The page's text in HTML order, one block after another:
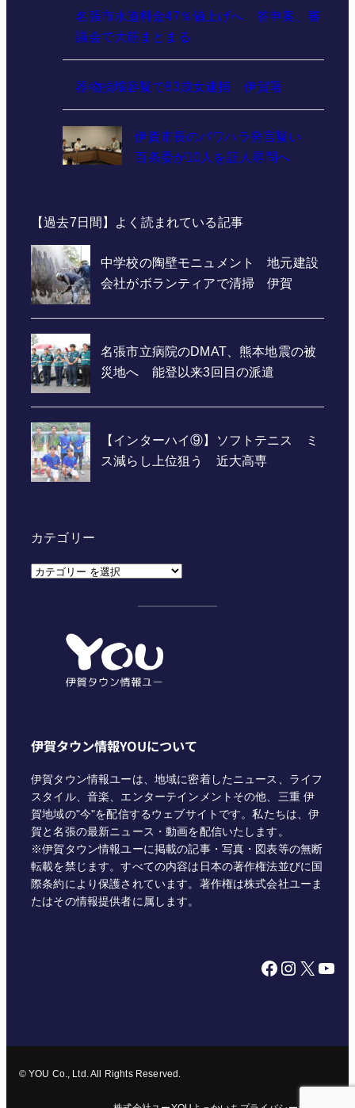
名張市水道料金47％値上げへ 答申案、審
議会で大筋まとまる
器物損壊容疑で83歳女逮捕 伊賀署
伊賀市長のパワハラ発言疑い
百条委が10人を証人尋問へ
【過去7日間】よく読まれている記事
カテゴリー
カ
伊賀タウン情報YOUについて
伊賀タウン情報ユーは、地域に密着したニュース、ライフ
スタイル、音楽、エンターテインメントその他、三重 伊
賀地域の"今"を配信するウェブサイトです。私たちは、伊
賀と名張の最新ニュース・動画を配信いたします。
※伊賀タウン情報ユーに掲載の記事・写真・図表等の無断
転載を禁じます。すべての内容は日本の著作権法並びに国
際条約により保護されています。著作権は株式会社ユーま
たはその情報提供者に属します。
Facebook Instagram X YouTube
© YOU Co., Ltd. All Rights Reserved.